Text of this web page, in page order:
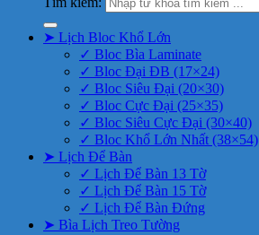
➤ Lịch Bloc Khổ Lớn
✓ Bloc Bìa Laminate
✓ Bloc Đại ĐB (17×24)
✓ Bloc Siêu Đại (20×30)
✓ Bloc Cực Đại (25×35)
✓ Bloc Siêu Cực Đại (30×40)
✓ Bloc Khổ Lớn Nhất (38×54)
➤ Lịch Để Bàn
✓ Lịch Để Bàn 13 Tờ
✓ Lịch Để Bàn 15 Tờ
✓ Lịch Để Bàn Đứng
➤ Bìa Lịch Treo Tường